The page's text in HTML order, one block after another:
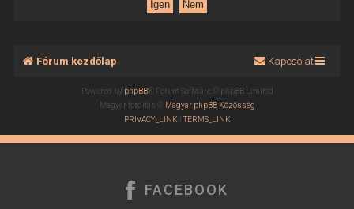
Fórum kezdőlap Kapcsolat
Powered by phpBB® Forum Software © phpBB Limited
Magyar fordítás © Magyar phpBB Közösség
PRIVACY_LINK |TERMS_LINK
FACEBOOK